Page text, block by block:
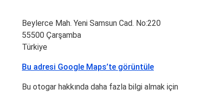
Beylerce Mah. Yeni Samsun Cad. No:220
55500 Çarşamba
Türkiye
Bu adresi Google Maps’te görüntüle
Bu otogar hakkında daha fazla bilgi almak için